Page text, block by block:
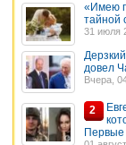
«Имею
тайной
31 июля
довел
Вчера,
2
Первые